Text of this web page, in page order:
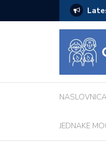
inspiriranu europskim
NASLOVNICA
JEDNAKE